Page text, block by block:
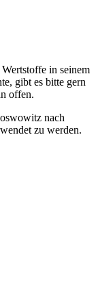
in seinem
gibt es bitte gern
offen.
nach
zu werden.